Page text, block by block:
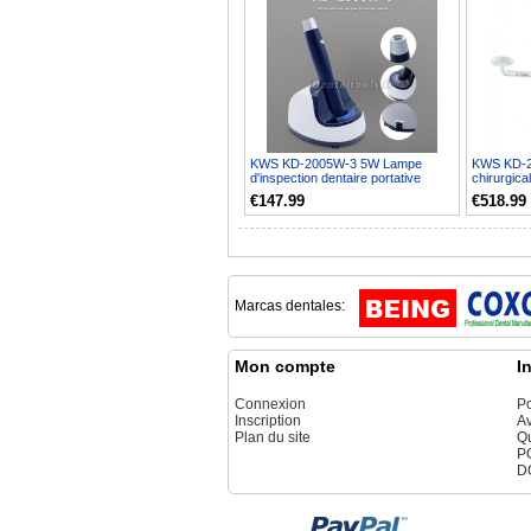
KWS KD-2005W-3 5W Lampe
d'inspection dentaire portative
lumière d'examen recharg...
€147.99
KWS KD-
d'examen
€518.99
Marcas dentales:
Mon compte
Connexion
Inscription
Plan du site